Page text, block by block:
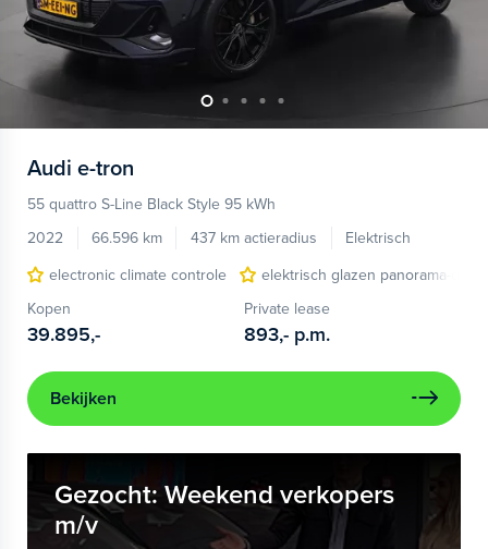
Audi e-tron
55 quattro S-Line Black Style 95 kWh
2022
66.596 km 437 km actieradius
Elektrisch
electronic climate controle
elektrisch glazen panorama-dak
Kopen
39.895,-
Private lease
893,- p.m.
Bekijken
Gezocht: Weekend verkopers
m/v